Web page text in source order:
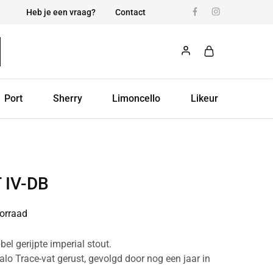
Heb je een vraag? Contact
Port Sherry Limoncello Likeur
IV-DB
gerijpte imperial stout.
Trace-vat gerust, gevolgd door nog een jaar in